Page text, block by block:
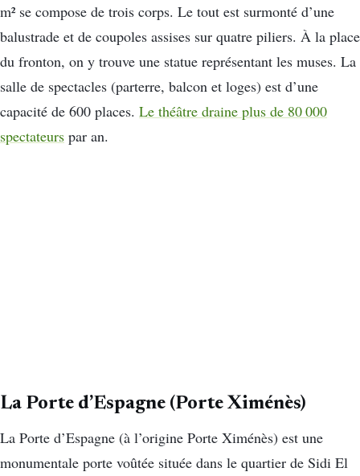
m² se compose de trois corps. Le tout est surmonté d’une
balustrade et de coupoles assises sur quatre piliers. À la place
du fronton, on y trouve une statue représentant les muses. La
salle de spectacles (parterre, balcon et loges) est d’une
capacité de 600 places. Le théâtre draine plus de 80 000
spectateurs par an.
La Porte d’Espagne (Porte Ximénès)
La Porte d’Espagne (à l’origine Porte Ximénès) est une
monumentale porte voûtée située dans le quartier de Sidi El